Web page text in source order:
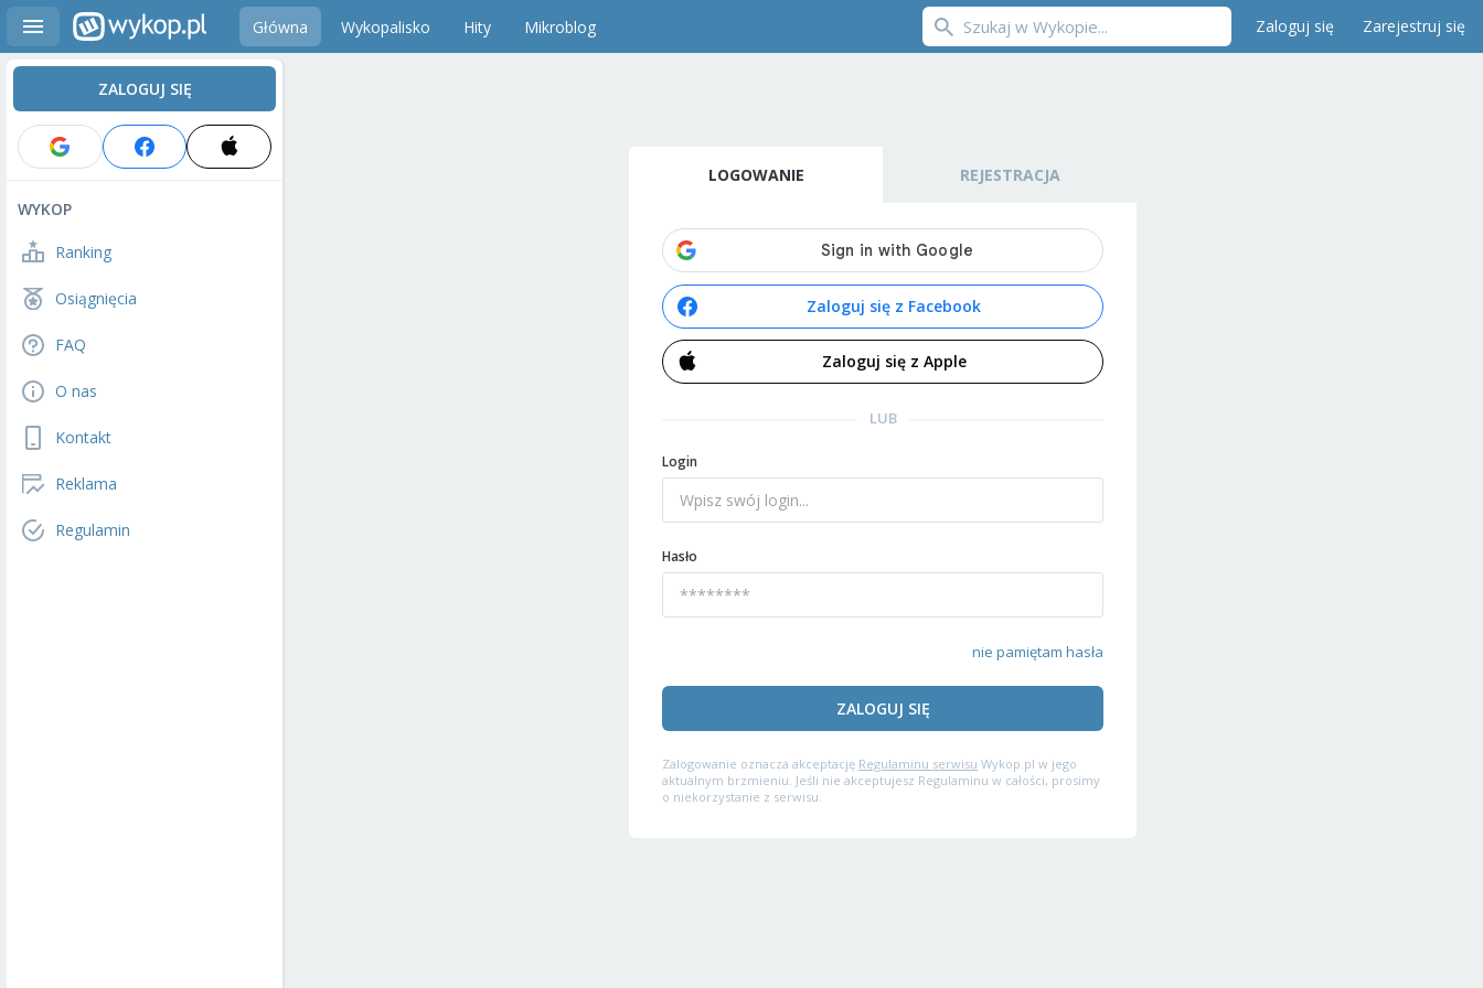
Główna Wykopalisko Hity Mikroblog Zaloguj się Zarejestruj się
ZALOGUJ SIĘ
WYKOP
Ranking
Osiągnięcia
FAQ
O nas
Kontakt
Reklama
Regulamin
LOGOWANIE REJESTRACJA
Zaloguj się z Facebook
Zaloguj się z Apple
LUB
Login
Hasło
nie pamiętam hasła
ZALOGUJ SIĘ
Zalogowanie oznacza akceptację Regulaminu serwisu Wykop.pl w jego
aktualnym brzmieniu. Jeśli nie akceptujesz Regulaminu w całości, prosimy
o niekorzystanie z serwisu.